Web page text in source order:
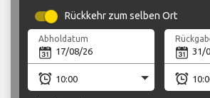
Rückkehr zum selben Ort
Abholdatum